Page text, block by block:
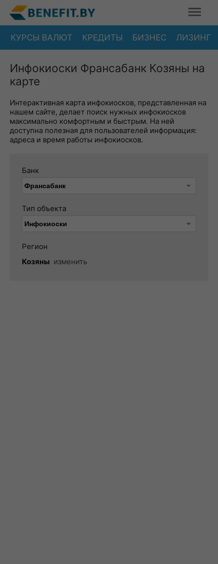
КУРСЫ ВАЛЮТ КРЕДИТЫ БИЗНЕС ЛИЗИНГ
Инфокиоски Франсабанк Козяны на
карте
Интерактивная карта инфокиосков, представленная на
нашем сайте, делает поиск нужных инфокиосков
максимально комфортным и быстрым. На ней
доступна полезная для пользователей информация:
адреса и время работы инфокиосков.
Банк
Тип объекта
Регион
Козяны изменить